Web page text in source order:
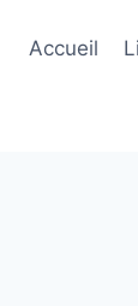
Accueil